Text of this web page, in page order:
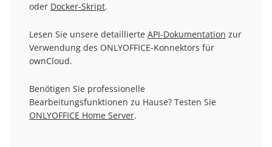
oder Docker-Skript.
Lesen Sie unsere detaillierte API-Dokumentation zur
Verwendung des ONLYOFFICE-Konnektors für
ownCloud.
Benötigen Sie professionelle
Bearbeitungsfunktionen zu Hause? Testen Sie
ONLYOFFICE Home Server.